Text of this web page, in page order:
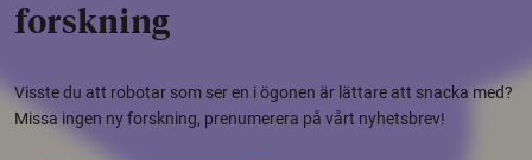
forskning
Visste du att robotar som ser en i ögonen är lättare att snacka med?
Missa ingen ny forskning, prenumerera på vårt nyhetsbrev!